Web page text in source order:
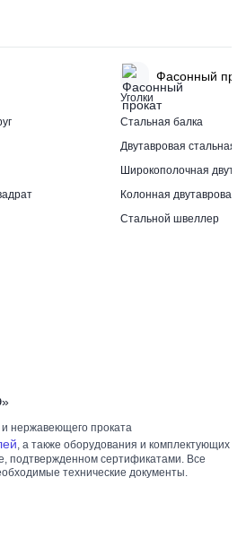
Фасонный
Уголки
Стальная балка
Двутавровая стальная
Широкополочная
Колонная двутавровая
Стальной швеллер
и нержавеющего проката
, а также оборудования и комплектующих
подтвержденном сертификатами. Все
технические документы.